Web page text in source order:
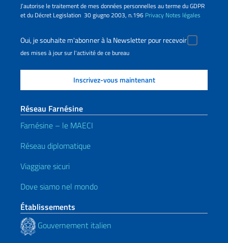
J’autorise le traitement de mes données personnelles au terme du GDPR
et du Décret Legislation 30 giugno 2003, n.196 Privacy Notes légales
Oui, je souhaite m'abonner à la Newsletter pour recevoir
des mises à jour sur l'activité de ce bureau
Réseau Farnésine
Farnésine – le MAECI
Réseau diplomatique
Viaggiare sicuri
Dove siamo nel mondo
Établissements
Gouvernement italien